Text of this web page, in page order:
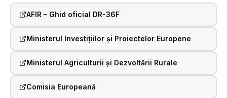
AFIR – Ghid oficial DR-36F
Ministerul Investițiilor și Proiectelor Europene
Ministerul Agriculturii și Dezvoltării Rurale
Comisia Europeană